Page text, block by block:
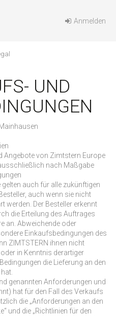
Anmelden
Angebote von Zimtstern Europe
nach Maßgabe
gelten auch für alle zukünftigen
auch wenn sie nicht
Der Besteller erkennt
die Erteilung des Auftrages
an. Abweichende oder
Einkaufsbedingungen des
ZIMTSTERN ihnen nicht
in Kenntnis derartiger
die Lieferung an den
genannten Anforderungen und
hat für den Fall des Verkaufs
die „Anforderungen an den
und die „Richtlinien für den